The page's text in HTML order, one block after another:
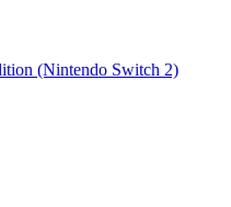
(Nintendo Switch 2)